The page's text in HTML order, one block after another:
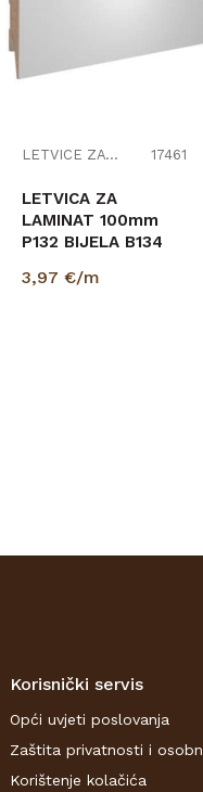
LETVICE ZA LAMINAT 17461
LETVICA ZA
LAMINAT 100mm
P132 BIJELA B134
3,97 €/m
Korisnički servis
Opći uvjeti poslovanja
Zaštita privatnosti i
Korištenje kolačića